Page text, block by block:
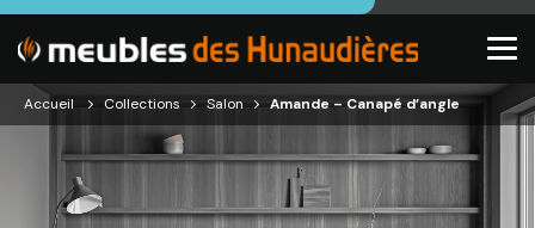
Accueil Collections Salon Amande – Canapé d’angle